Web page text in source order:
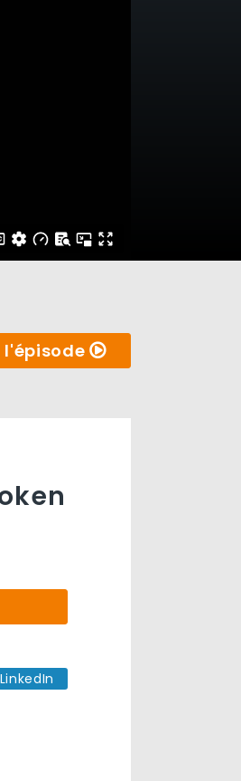
l'épisode
LinkedIn